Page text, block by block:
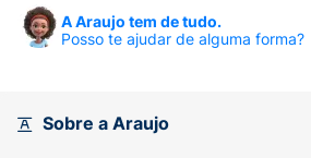
A Araujo tem de tudo.
Posso te ajudar de alguma forma?
Sobre a Araujo